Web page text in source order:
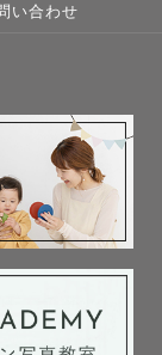
能です
い合わせ